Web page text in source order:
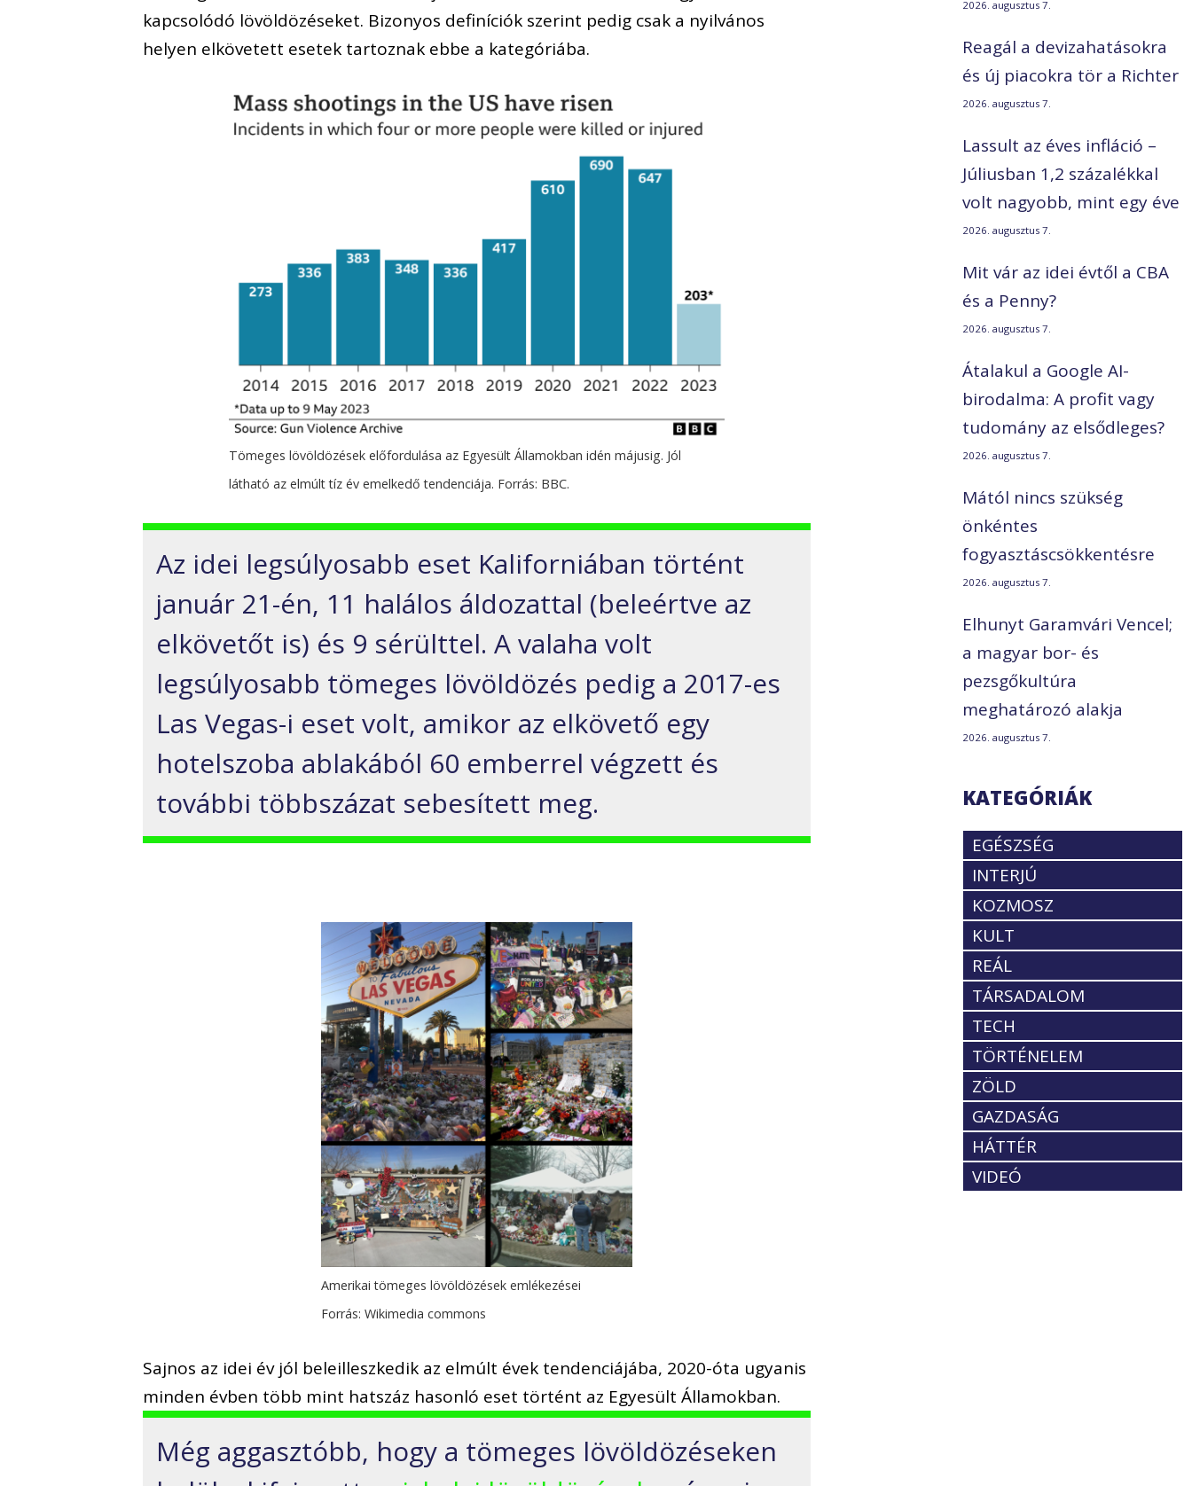
kapcsolódó lövöldözéseket. Bizonyos definíciók szerint pedig csak a nyilvános
helyen elkövetett esetek tartoznak ebbe a kategóriába.
Tömeges lövöldözések előfordulása az Egyesült Államokban idén májusig. Jól
látható az elmúlt tíz év emelkedő tendenciája. Forrás: BBC.
Az idei legsúlyosabb eset Kaliforniában történt
január 21-én, 11 halálos áldozattal (beleértve az
elkövetőt is) és 9 sérülttel. A valaha volt
legsúlyosabb tömeges lövöldözés pedig a 2017-es
Las Vegas-i eset volt, amikor az elkövető egy
hotelszoba ablakából 60 emberrel végzett és
további többszázat sebesített meg.
Amerikai tömeges lövöldözések emlékezései
Forrás: Wikimedia commons
Sajnos az idei év jól beleilleszkedik az elmúlt évek tendenciájába, 2020-óta ugyanis
minden évben több mint hatszáz hasonló eset történt az Egyesült Államokban.
Még aggasztóbb, hogy a tömeges lövöldözéseken
2026. augusztus 7.
Reagál a devizahatásokra
és új piacokra tör a Richter
2026. augusztus 7.
Lassult az éves infláció –
Júliusban 1,2 százalékkal
volt nagyobb, mint egy éve
2026. augusztus 7.
Mit vár az idei évtől a CBA
és a Penny?
2026. augusztus 7.
Átalakul a Google AI-
birodalma: A profit vagy
tudomány az elsődleges?
2026. augusztus 7.
Mától nincs szükség
önkéntes
fogyasztáscsökkentésre
2026. augusztus 7.
Elhunyt Garamvári Vencel;
a magyar bor- és
pezsgőkultúra
meghatározó alakja
2026. augusztus 7.
KATEGÓRIÁK
EGÉSZSÉG
INTERJÚ
KOZMOSZ
KULT
REÁL
TÁRSADALOM
TECH
TÖRTÉNELEM
ZÖLD
GAZDASÁG
HÁTTÉR
VIDEÓ